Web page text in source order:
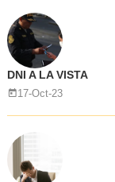
DNI A LA VISTA
17-Oct-23